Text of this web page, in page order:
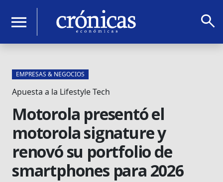
menu search
EMPRESAS & NEGOCIOS
Apuesta a la Lifestyle Tech
Motorola presentó el
motorola signature y
renovó su portfolio de
smartphones para 2026